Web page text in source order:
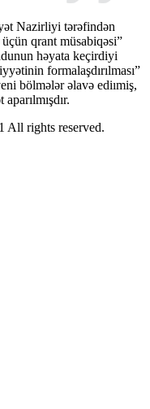
Nazirliyi tərəfindən
qrant müsabiqəsi”
həyata keçirdiyi
formalaşdırılması”
bölmələr əlavə ediımiş,
rights reserved.